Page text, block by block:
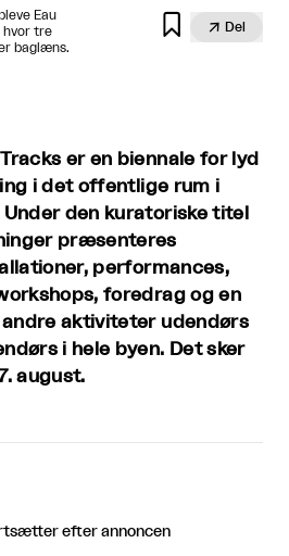
Eau
hvor tre
baglæns.
  Del
er en biennale for lyd
i det offentlige rum i
den kuratoriske titel
præsenteres
performances,
foredrag og en
andre aktiviteter udendørs
i hele byen. Det sker
august.
efter annoncen